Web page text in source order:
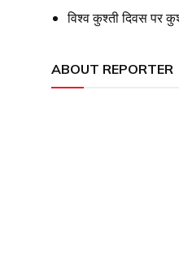
विश्व कुश्ती दिवस पर
ABOUT REPORTER